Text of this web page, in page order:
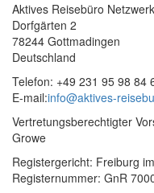
Aktives Reisebüro
Dorfgärten 2
78244 Gottmadingen
Deutschland
Telefon: +49 231 95 98 84
E-mail:info@aktives-
Vertretungsberechtigter
Growe
Registergericht: Freiburg
Registernummer: GnR